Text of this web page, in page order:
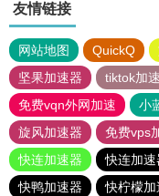
友情链接
网站地图 QuickQ
坚果加速器
tiktok加
免费vqn外网加速
小
旋风加速器
免费vps
快连加速器
快连加速
快鸭加速器
快柠檬加